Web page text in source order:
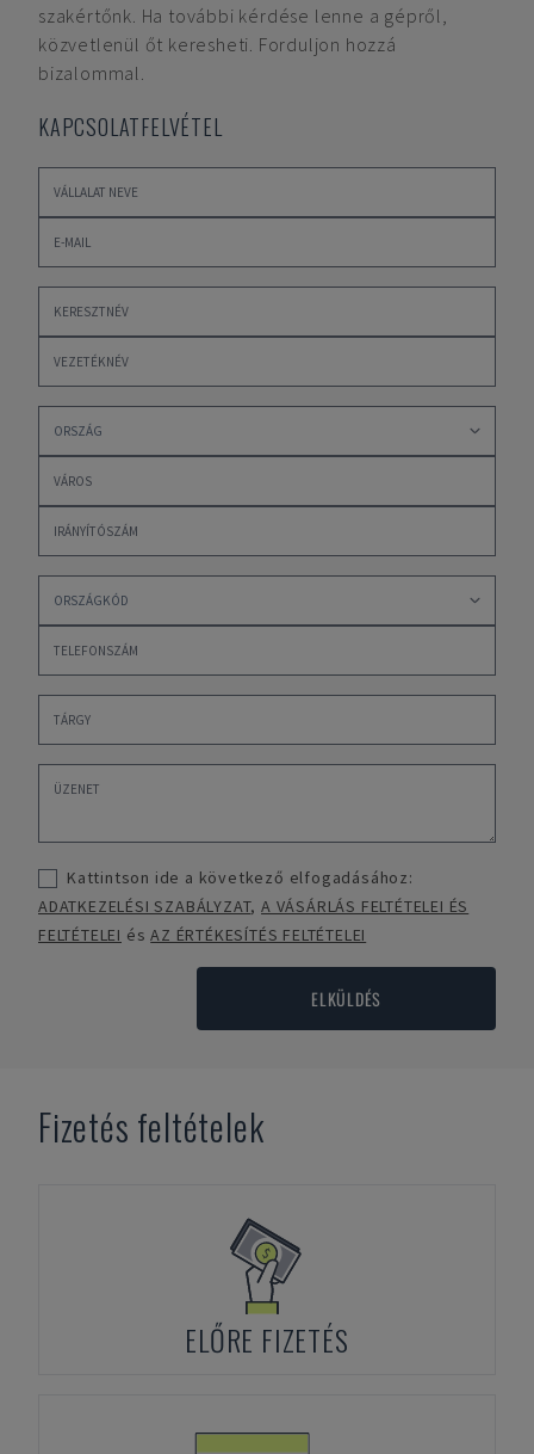
szakértőnk. Ha további kérdése lenne a gépről,
közvetlenül őt keresheti. Forduljon hozzá
bizalommal.
KAPCSOLATFELVÉTEL
Kattintson ide a következő elfogadásához:
ADATKEZELÉSI SZABÁLYZAT,A VÁSÁRLÁS FELTÉTELEI ÉS
FELTÉTELEI ésAZ ÉRTÉKESÍTÉS FELTÉTELEI
ELKÜLDÉS
Fizetés feltételek
ELŐRE FIZETÉS